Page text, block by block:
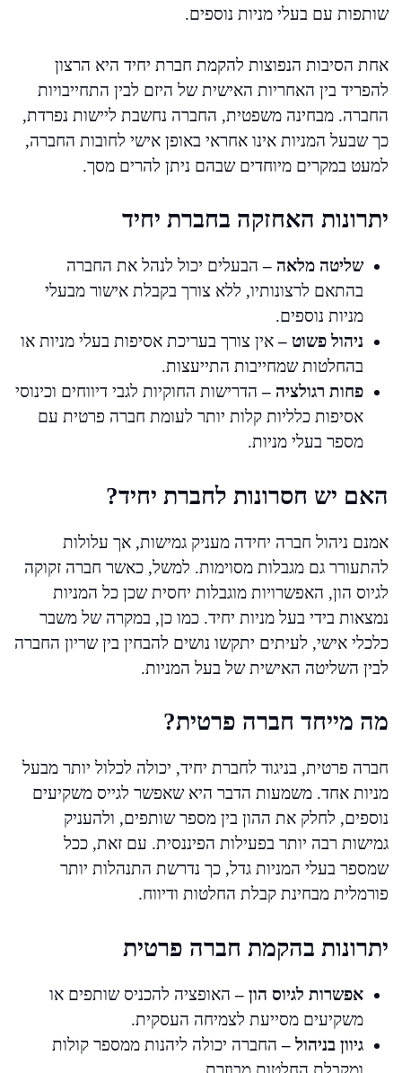
שותפות עם בעלי מניות נוספים.
אחת הסיבות הנפוצות להקמת חברת יחיד היא הרצון
להפריד בין האחריות האישית של היזם לבין התחייבויות
החברה. מבחינה משפטית, החברה נחשבת ליישות נפרדת,
כך שבעל המניות אינו אחראי באופן אישי לחובות החברה,
למעט במקרים מיוחדים שבהם ניתן להרים מסך.
יתרונות האחזקה בחברת יחיד
שליטה מלאה –הבעלים יכול לנהל את החברה
בהתאם לרצונותיו, ללא צורך בקבלת אישור מבעלי
מניות נוספים.
ניהול פשוט –אין צורך בעריכת אסיפות בעלי מניות או
בהחלטות שמחייבות התייעצות.
פחות רגולציה –הדרישות החוקיות לגבי דיווחים וכינוסי
אסיפות כלליות קלות יותר לעומת חברה פרטית עם
מספר בעלי מניות.
האם יש חסרונות לחברת יחיד?
אמנם ניהול חברה יחידה מעניק גמישות, אך עלולות
להתעורר גם מגבלות מסוימות. למשל, כאשר חברה זקוקה
לגיוס הון, האפשרויות מוגבלות יחסית שכן כל המניות
נמצאות בידי בעל מניות יחיד. כמו כן, במקרה של משבר
כלכלי אישי, לעיתים יתקשו נושים להבחין בין שריון החברה
לבין השליטה האישית של בעל המניות.
מה מייחד חברה פרטית?
חברה פרטית, בניגוד לחברת יחיד, יכולה לכלול יותר מבעל
מניות אחד. משמעות הדבר היא שאפשר לגייס משקיעים
נוספים, לחלק את ההון בין מספר שותפים, ולהעניק
גמישות רבה יותר בפעילות הפיננסית. עם זאת, ככל
שמספר בעלי המניות גדל, כך נדרשת התנהלות יותר
פורמלית מבחינת קבלת החלטות ודיווח.
יתרונות בהקמת חברה פרטית
אפשרות לגיוס הון –האופציה להכניס שותפים או
משקיעים מסייעת לצמיחה העסקית.
גיוון בניהול –החברה יכולה ליהנות ממספר קולות